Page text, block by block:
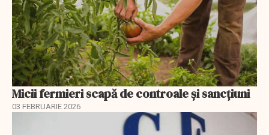
Micii fermieri scapă de controale și sancțiuni
03 FEBRUARIE 2026